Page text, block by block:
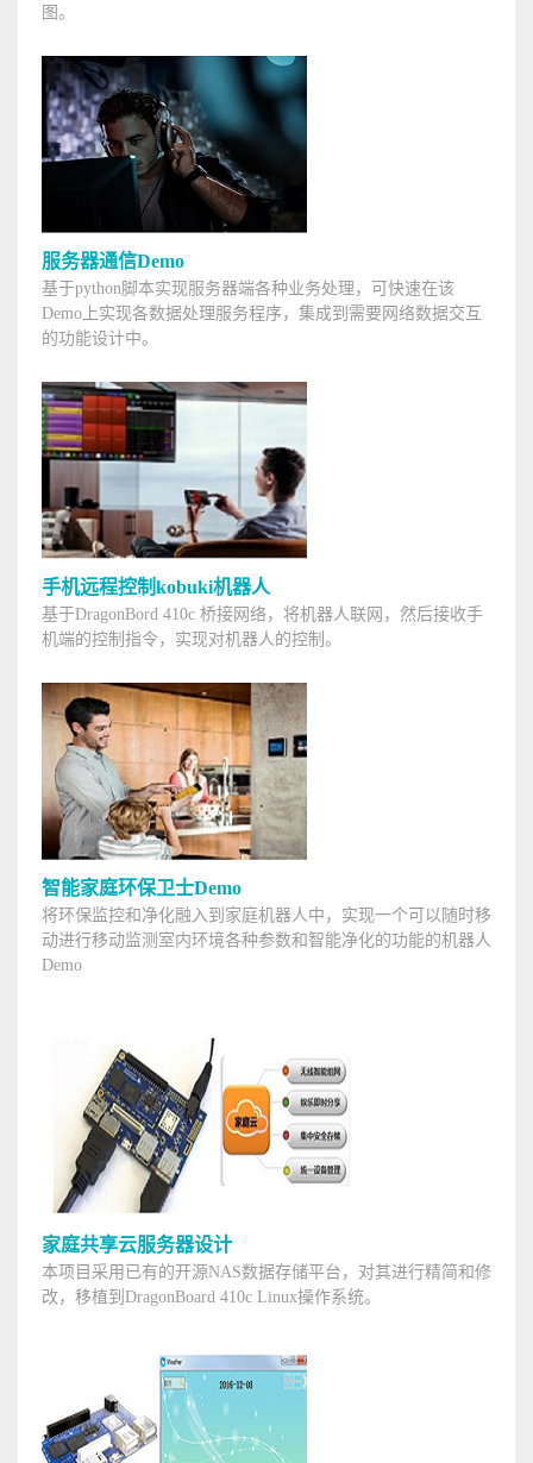
图。
服务器通信Demo
基于python脚本实现服务器端各种业务处理，可快速在该
Demo上实现各数据处理服务程序，集成到需要网络数据交互
的功能设计中。
手机远程控制kobuki机器人
基于DragonBord 410c 桥接网络，将机器人联网，然后接收手
机端的控制指令，实现对机器人的控制。
智能家庭环保卫士Demo
将环保监控和净化融入到家庭机器人中，实现一个可以随时移
动进行移动监测室内环境各种参数和智能净化的功能的机器人
Demo
家庭共享云服务器设计
本项目采用已有的开源NAS数据存储平台，对其进行精简和修
改，移植到DragonBoard 410c Linux操作系统。